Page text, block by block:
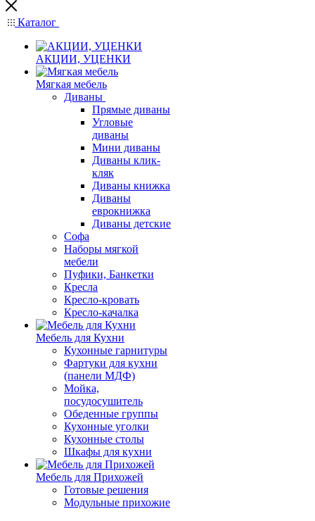
Каталог
АКЦИИ, УЦЕНКИ
Мягкая мебель
Диваны
Прямые диваны
Угловые
диваны
Мини диваны
Диваны клик-
кляк
Диваны книжка
Диваны
еврокнижка
Диваны детские
Софа
Наборы мягкой
мебели
Пуфики, Банкетки
Кресла
Кресло-кровать
Кресло-качалка
Мебель для Кухни
Кухонные гарнитуры
Фартуки для кухни
(панели МДФ)
Мойка,
посудосушитель
Обеденные группы
Кухонные уголки
Кухонные столы
Шкафы для кухни
Мебель для Прихожей
Готовые решения
Модульные прихожие